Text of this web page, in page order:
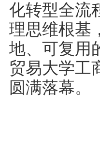
化转型全流
理思维根基
地、可复用
贸易大学工
圆满落幕。